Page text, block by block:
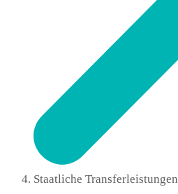
Staatliche Transferleistungen